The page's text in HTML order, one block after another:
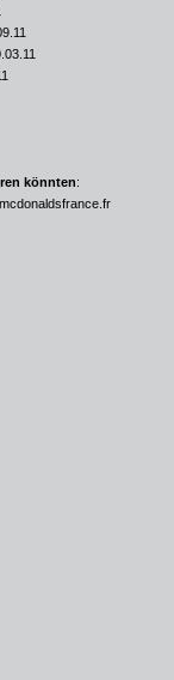
könnten: